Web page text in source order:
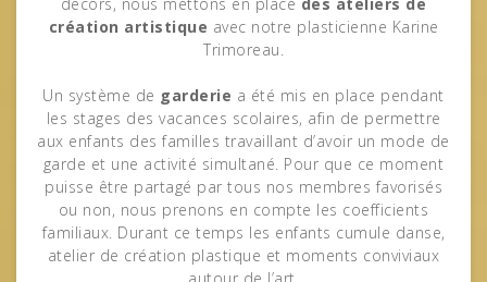
création artistique avec notre plasticienne Karine
Trimoreau.
Un système de garderie a été mis en place pendant
les stages des vacances scolaires, afin de permettre
aux enfants des familles travaillant d’avoir un mode de
garde et une activité simultané. Pour que ce moment
puisse être partagé par tous nos membres favorisés
ou non, nous prenons en compte les coefficients
familiaux. Durant ce temps les enfants cumule danse,
atelier de création plastique et moments conviviaux